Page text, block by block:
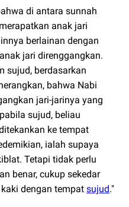
di antara sunnah
anak jari
berlainan dengan
jari direnggangkan.
sujud, berdasarkan
bahwa Nabi
jari-jarinya yang
sujud, beliau
ke tempat
ialah supaya
Tetapi tidak perlu
benar, cukup sekedar
dengan tempat sujud."